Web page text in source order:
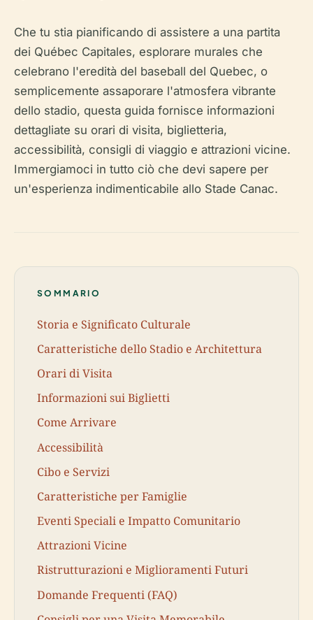
Che tu stia pianificando di assistere a una partita
dei Québec Capitales, esplorare murales che
celebrano l'eredità del baseball del Quebec, o
semplicemente assaporare l'atmosfera vibrante
dello stadio, questa guida fornisce informazioni
dettagliate su orari di visita, biglietteria,
accessibilità, consigli di viaggio e attrazioni vicine.
Immergiamoci in tutto ciò che devi sapere per
un'esperienza indimenticabile allo Stade Canac.
SOMMARIO
Storia e Significato Culturale
Caratteristiche dello Stadio e Architettura
Orari di Visita
Informazioni sui Biglietti
Come Arrivare
Accessibilità
Cibo e Servizi
Caratteristiche per Famiglie
Eventi Speciali e Impatto Comunitario
Attrazioni Vicine
Ristrutturazioni e Miglioramenti Futuri
Domande Frequenti (FAQ)